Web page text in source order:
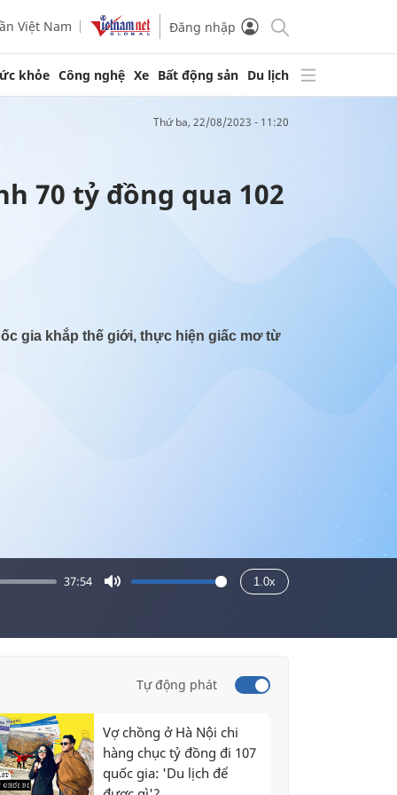
Việt Nam Đăng nhập
khỏe Công nghệ Xe Bất động sản Du lịch
thứ ba, 22/08/2023 - 11:20
37:54 1.0x
70 tỷ đồng qua 102
gia khắp thế giới, thực hiện giấc mơ từ
Tự động phát
Vợ chồng ở Hà Nội chi
hàng chục tỷ đồng đi 107
quốc gia: 'Du lịch để